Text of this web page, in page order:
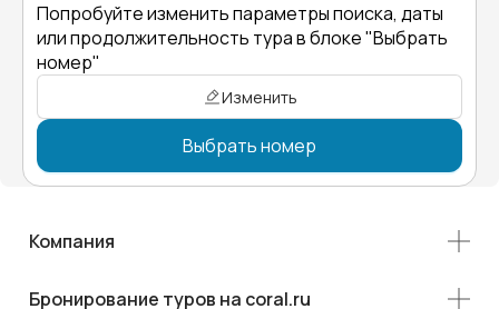
Попробуйте изменить параметры поиска, даты
или продолжительность тура в блоке "Выбрать
номер"
Изменить
Выбрать номер
Компания
Бронирование туров на coral.ru